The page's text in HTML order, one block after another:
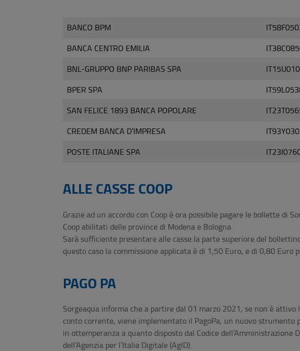
BANCO BPM
BANCA CENTRO EMILIA
BNL-GRUPPO BNP PARIBAS SPA
BPER SPA
SAN FELICE 1893 BANCA POPOLARE
CREDEM BANCA D’IMPRESA
POSTE ITALIANE SPA
ALLE CASSE COOP
Grazie ad un accordo con Coop è ora possibile pagare le bollette di
Coop abilitati delle province di Modena e Bologna.
Sarà sufficiente presentare alle casse la parte superiore del
questo caso la commissione applicata è di 1,50 Euro, e di 0,80 Euro
PAGO PA
Sorgeaqua informa che a partire dal 01 marzo 2021, se non è attivo
conto corrente, viene implementato il PagoPa, un nuovo
in ottemperanza a quanto disposto dal Codice dell’Amministrazione
dell’Agenzia per l’Italia Digitale (AgID).